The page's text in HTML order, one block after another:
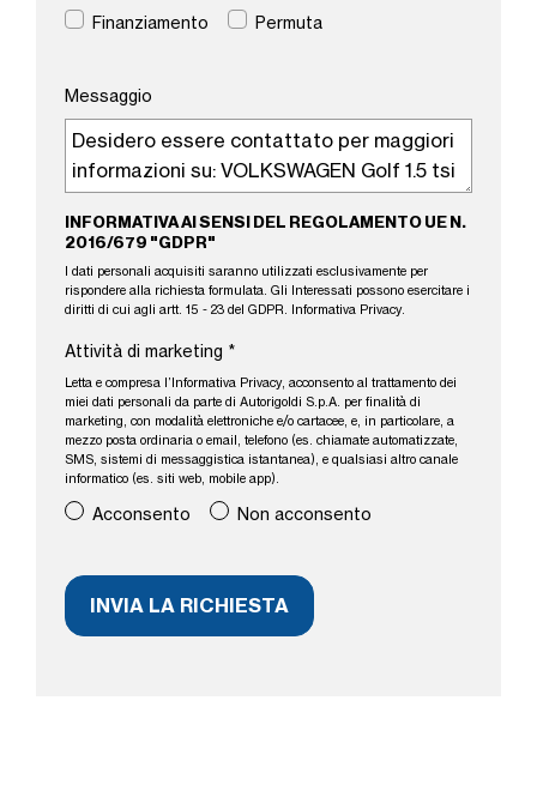
Finanziamento
Permuta
Messaggio
INFORMATIVA AI SENSI DEL REGOLAMENTO UE N.
2016/679 "GDPR"
I dati personali acquisiti saranno utilizzati esclusivamente per
rispondere alla richiesta formulata. Gli Interessati possono esercitare i
diritti di cui agli artt. 15 - 23 del GDPR.
Informativa Privacy.
Attività di marketing *
Letta e compresa l’ Informativa Privacy, acconsento al trattamento dei
miei dati personali da parte di Autorigoldi S.p.A. per finalità di
marketing, con modalità elettroniche e/o cartacee, e, in particolare, a
mezzo posta ordinaria o email, telefono (es. chiamate automatizzate,
SMS, sistemi di messaggistica istantanea), e qualsiasi altro canale
informatico (es. siti web, mobile app).
Acconsento Non acconsento